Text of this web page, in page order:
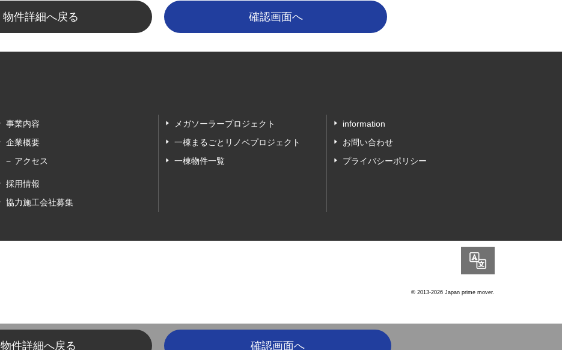
物件詳細へ戻る
物件詳細へ戻る
事業内容
企業概要
アクセス
採用情報
協力施工会社募集
メガソーラープロジェクト
一棟まるごとリノベプロジェクト
一棟物件一覧
information
お問い合わせ
プライバシーポリシー
© 2013-2026 Japan prime mover.